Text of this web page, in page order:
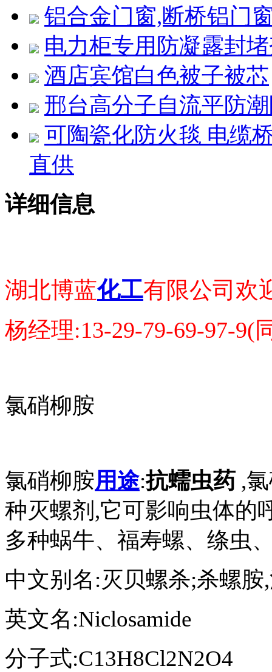
铝合金门窗,断桥铝门
电力柜专用防凝露封
酒店宾馆白色被子被芯
邢台高分子自流平防
可陶瓷化防火毯 电缆
直供
详细信息
湖北博蓝化工有限公司欢
杨经理:13-29-79-69-97-9(
氯硝柳胺
氯硝柳胺用途:抗蠕虫药 ,
种灭螺剂,它可影响虫体的
多种蜗牛、福寿螺、绦虫
中文别名:灭贝螺杀;杀螺
英文名:Niclosamide
分子式:C13H8Cl2N2O4